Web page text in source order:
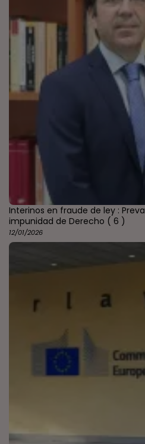
Interinos en fraude de ley :
impunidad de Derecho ( 6 )
12/01/2026